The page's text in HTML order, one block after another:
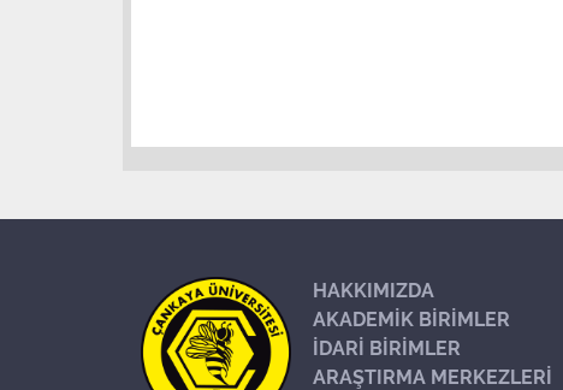
HAKKIMIZDA
AKADEMİK BİRİMLER
İDARİ BİRİMLER
ARAŞTIRMA MERKEZLERİ